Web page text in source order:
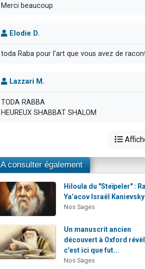
Merci beaucoup
Elodie D.
toda Raba pour l'art que vous avez de
Lazzari M.
TODA RABBA
HEUREUX SHABBAT SHALOM
A consulter également
Hiloula du "Steïpeler" :
Ya’acov Israël Kanievsky
Nos Sages
Un manuscrit ancien
découvert à Oxford
c'est ici que fut...
Nos Sages